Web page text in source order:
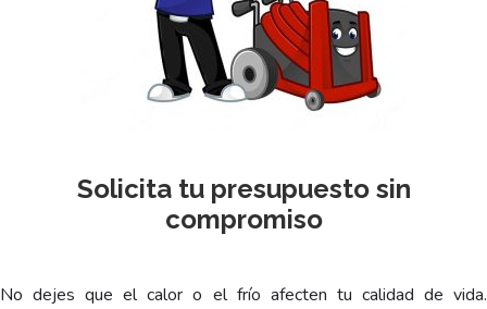
Solicita tu presupuesto sin
compromiso
No dejes que el calor o el frío afecten tu calidad de vida.